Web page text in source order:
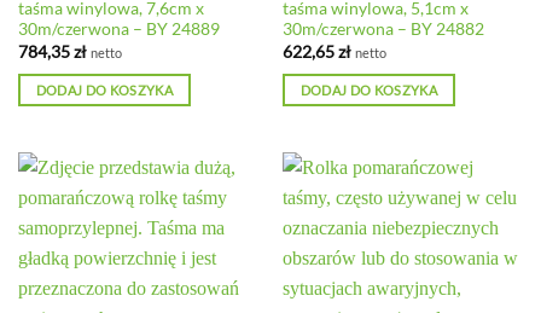
taśma winylowa, 7,6cm x
30m/czerwona – BY 24889
784,35zł netto
DODAJ DO KOSZYKA
taśma winylowa, 5,1cm x
30m/czerwona – BY 24882
622,65zł netto
DODAJ DO KOSZYKA